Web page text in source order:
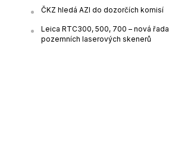
ČKZ hledá AZI do dozorčích komisí
Leica RTC300, 500, 700 – nová řada
pozemních laserových skenerů